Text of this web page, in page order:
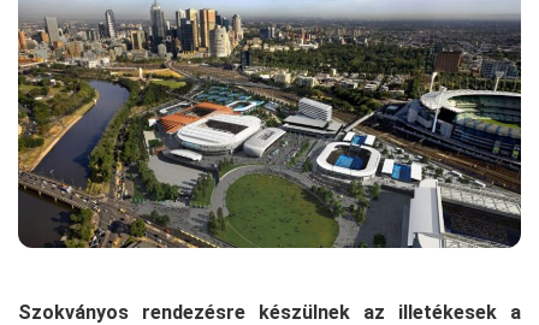
Szokványos rendezésre készülnek az illetékesek a